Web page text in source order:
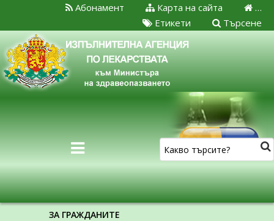
…
Карта на сайта
Абонамент
Търсене
Етикети
ЗА ГРАЖДАНИТЕ